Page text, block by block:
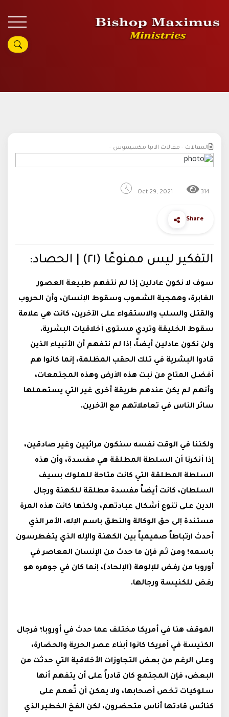
المقالات - مقالات الانبا مكسيموس -
Oct 29, 2021 314
Share
التفكير ليس ممنوعًا (٢١) | الحصاد:
سوف لا نكون عادلين إذا لم نتفهم طبيعة العصور
الغابرة، وهمجية الشعوب وسقوط الإنسان، وأن الحروب
والقتل والسلب والاستقواء على الآخرين، كانت هي علامة
سقوط الخليقة وتردي مستوى أخلاقيات البشرية.
ولن نكون عادلين أيضاً، إذا لم نتفهم أن الأنبياء الذين
قادوا البشرية في تلك الحقب المظلمة، إنما كانوا هم
أفضل المتاح من نبت هذه الأرض وهذه المجتمعات،
وأنهم لم يكن عندهم طريقة أخرى غير التي يستعملها
سائر الناس في تعاملاتهم مع الآخرين.
ولكننا في الوقت نفسه سنكون مرائيين وغير صادقين،
إذا أنكرنا أن السلطة المطلقة هي مفسدة، وأن هذه
السلطة المطلقة التي كانت متاحة للملوك بسيف
السلطان، كانت أيضاً مفسدة مطلقة للكهنة ورجال
الدين على تنوع أشكال عبادتهم، ولكنها كانت هذه المرة
مستندة إلى حق الوكالة والنطق باسم الإله، الأمر الذي
أحدث ارتباطاً صميمياً بين الكهنة والإله الذي يتغطرسون
باسمه؛ ومن ثم فإن ما حدث من الإنسان المعاصر في
أوروبا من رفض للإلوهة (الإلحاد)، إنما كان في جوهره هو
رفض للكنيسة ورجالها.
الموقف هنا في أمريكا مختلف عما حدث في أوروبا؛ فرجال
الكنيسة في أمريكا كانوا أبناء عصر الحرية والحضارة،
وعلى الرغم من بعض التجاوزات الأخلاقية التي حدثت من
البعض، فإن المجتمع كان قادراً على أن يتفهم أنها
سلوكيات تخص أصحابها، ولا يمكن أن تُعمم على
كنائس قادتها أناس متحضرون، لكن الفخ الخطير الذي